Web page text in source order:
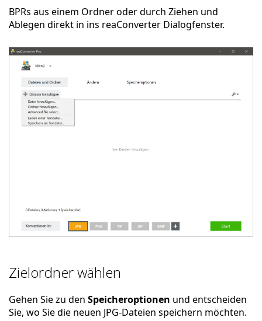
BPRs aus einem Ordner oder durch Ziehen und
Ablegen direkt in ins reaConverter Dialogfenster.
Zielordner wählen
Gehen Sie zu den Speicheroptionen und entscheiden
Sie, wo Sie die neuen JPG-Dateien speichern möchten.